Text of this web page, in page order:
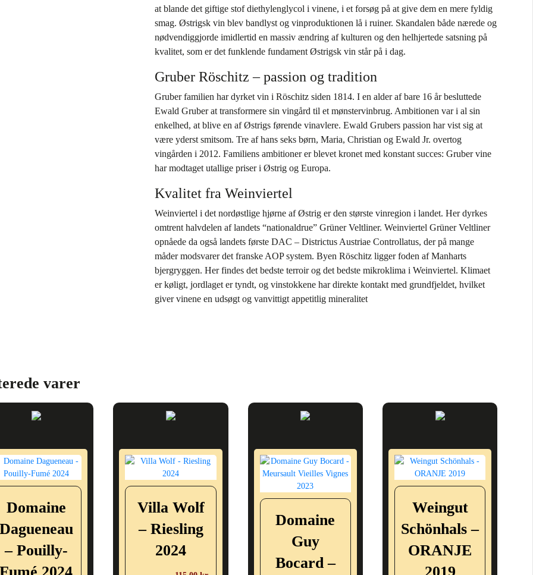
at blande det giftige stof diethylenglycol i vinene, i et forsøg på at give dem en mere fyldig
smag. Østrigsk vin blev bandlyst og vinproduktionen lå i ruiner. Skandalen både nærede og
nødvendiggjorde imidlertid en massiv ændring af kulturen og den helhjertede satsning på
kvalitet, som er det funklende fundament Østrigsk vin står på i dag.
Gruber Röschitz – passion og tradition
Gruber familien har dyrket vin i Röschitz siden 1814. I en alder af bare 16 år besluttede
Ewald Gruber at transformere sin vingård til et mønstervinbrug. Ambitionen var i al sin
enkelhed, at blive en af Østrigs førende vinavlere. Ewald Grubers passion har vist sig at
være yderst smitsom. Tre af hans seks børn, Maria, Christian og Ewald Jr. overtog
vingården i 2012. Familiens ambitioner er blevet kronet med konstant succes: Gruber vine
har modtaget utallige priser i Østrig og Europa.
Kvalitet fra Weinviertel
Weinviertel i det nordøstlige hjørne af Østrig er den største vinregion i landet. Her dyrkes
omtrent halvdelen af landets “nationaldrue” Grüner Veltliner. Weinviertel Grüner Veltliner
opnåede da også landets første DAC – Districtus Austriae Controllatus, der på mange
måder modsvarer det franske AOP system. Byen Röschitz ligger foden af Manharts
bjergryggen. Her findes det bedste terroir og det bedste mikroklima i Weinviertel. Klimaet
er køligt, jordlaget er tyndt, og vinstokkene har direkte kontakt med grundfjeldet, hvilket
giver vinene en udsøgt og vanvittigt appetitlig mineralitet
varer
Domaine
– Pouilly-
Villa Wolf
– Riesling
2024
Domaine
Guy
Bocard –
Weingut
Schönhals –
ORANJE